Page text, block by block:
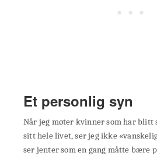
Et personlig syn
Når jeg møter kvinner som har blitt
sitt hele livet, ser jeg ikke
ser jenter som en gang måtte bære